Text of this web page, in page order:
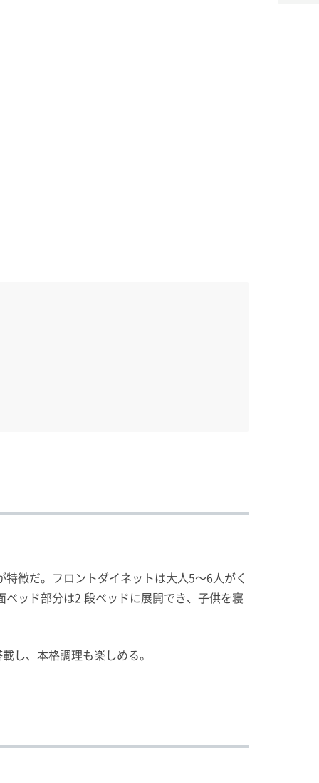
徴だ。フロントダイネットは大人5〜6人がく
ッド部分は2 段ベッドに展開でき、子供を寝
し、本格調理も楽しめる。